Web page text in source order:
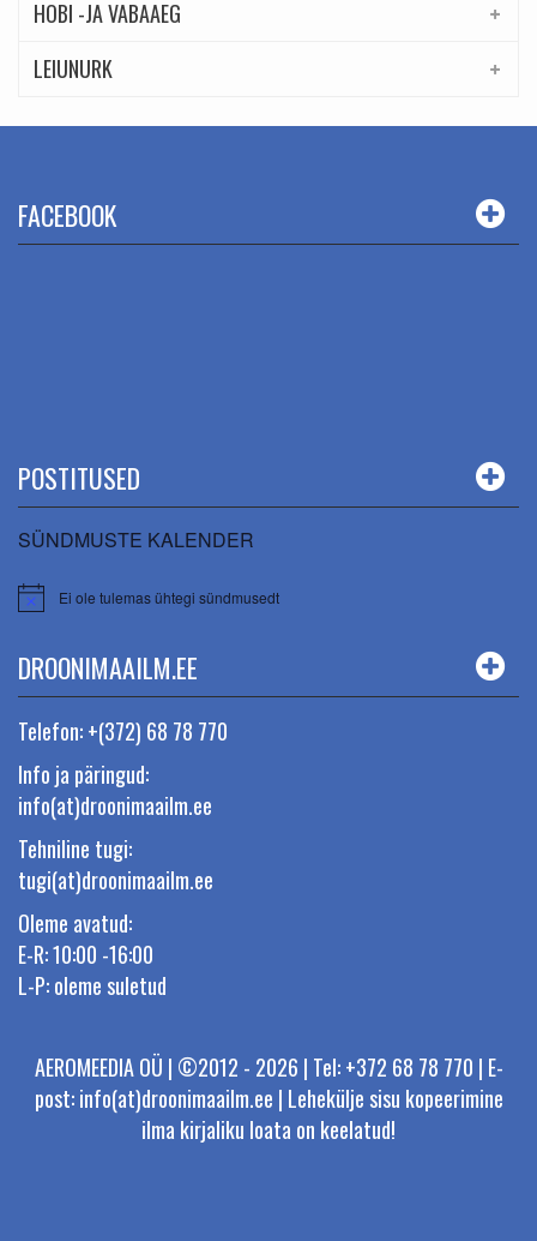
HOBI -JA VABAAEG
LEIUNURK
FACEBOOK
POSTITUSED
SÜNDMUSTE KALENDER
Ei ole tulemas ühtegi sündmusedt
DROONIMAAILM.EE
Telefon: +(372) 68 78 770
Info ja päringud:
info(at)droonimaailm.ee
Tehniline tugi:
tugi(at)droonimaailm.ee
Oleme avatud:
E-R: 10:00 -16:00
L-P: oleme suletud
AEROMEEDIA OÜ | ©2012 - 2026 | Tel: +372 68 78 770 | E-
post: info(at)droonimaailm.ee | Lehekülje sisu kopeerimine
ilma kirjaliku loata on keelatud!